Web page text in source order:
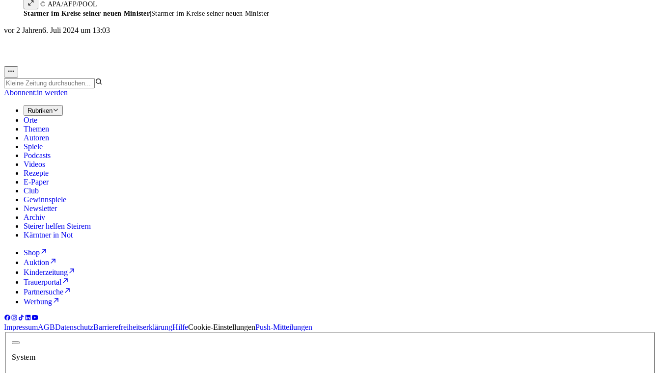
© APA/AFP/POOL
Starmer im Kreise seiner neuen Minister| Starmer im Kreise seiner neuen Minister
vor 2 Jahren6. Juli 2024 um 13:03
Abonnent:in werden
Rubriken
Orte
Themen
Autoren
Spiele
Podcasts
Videos
Rezepte
E-Paper
Club
Gewinnspiele
Newsletter
Archiv
Steirer helfen Steirern
Kärntner in Not
Shop
Auktion
Kinderzeitung
Trauerportal
Partnersuche
Werbung
ImpressumAGBDatenschutzBarrierefreiheitserklärungHilfeCookie-EinstellungenPush-Mitteilungen
System